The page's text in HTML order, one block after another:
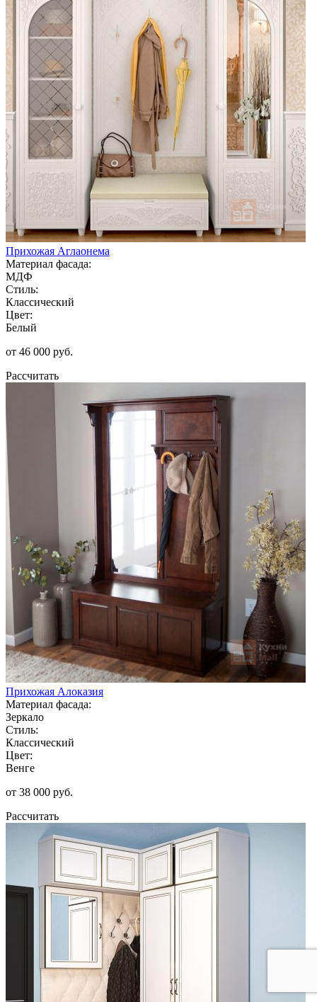
Прихожая Аглаонема
Материал фасада:
МДФ
Стиль:
Классический
Цвет:
Белый
от 46 000 руб.
Рассчитать
Прихожая Алоказия
Материал фасада:
Зеркало
Стиль:
Классический
Цвет:
Венге
от 38 000 руб.
Рассчитать